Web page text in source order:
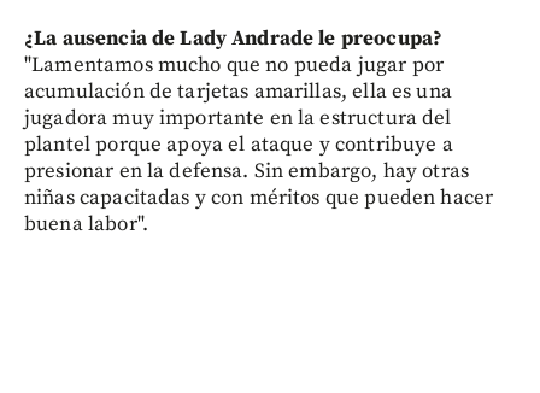
¿La ausencia de Lady Andrade le preocupa?
"Lamentamos mucho que no pueda jugar por
acumulación de tarjetas amarillas, ella es una
jugadora muy importante en la estructura del
plantel porque apoya el ataque y contribuye a
presionar en la defensa. Sin embargo, hay otras
niñas capacitadas y con méritos que pueden hacer
buena labor".